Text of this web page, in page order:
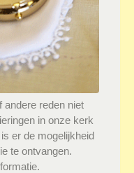
andere reden niet
in onze kerk
er de mogelijkheid
te ontvangen.